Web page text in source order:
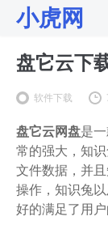
小虎网
盘它云下
软件下载
盘它云网盘是
常的强大，知
文件数据，并
操作，知识兔
好的满足了用户